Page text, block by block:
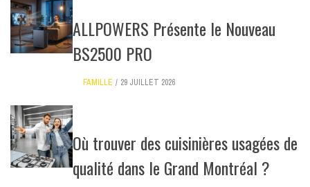
ALLPOWERS Présente le Nouveau
BS2500 PRO
FAMILLE 29 JUILLET 2026
Où trouver des cuisinières usagées de
qualité dans le Grand Montréal ?